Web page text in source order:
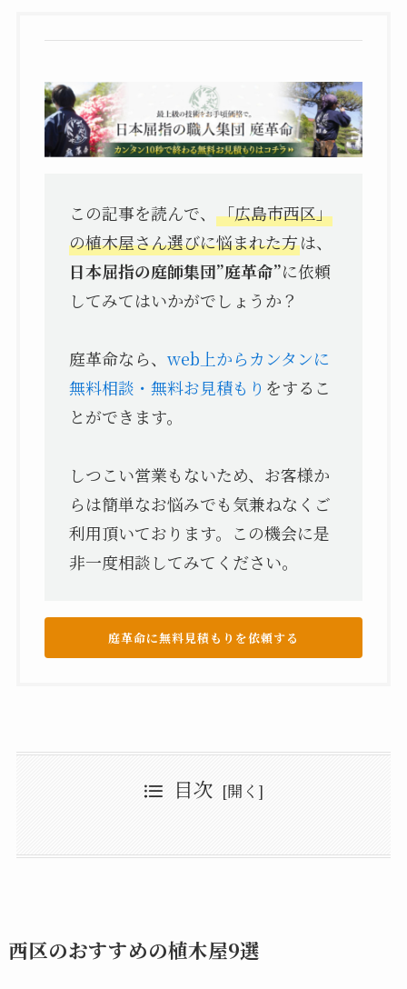
この記事を読んで、 「広島市西区」
の植木屋さん選びに悩まれた方は、
日本屈指の庭師集団”庭革命”に依頼
してみてはいかがでしょうか？
庭革命なら、 web上からカンタンに
無料相談・無料お見積もり をするこ
とができます。
しつこい営業もないため、お客様か
らは簡単なお悩みでも気兼ねなくご
利用頂いております。この機会に是
非一度相談してみてください。
庭革命に無料見積もりを依頼する
目次
みずえ緑地株式会社
西区のおすすめの植木屋9選